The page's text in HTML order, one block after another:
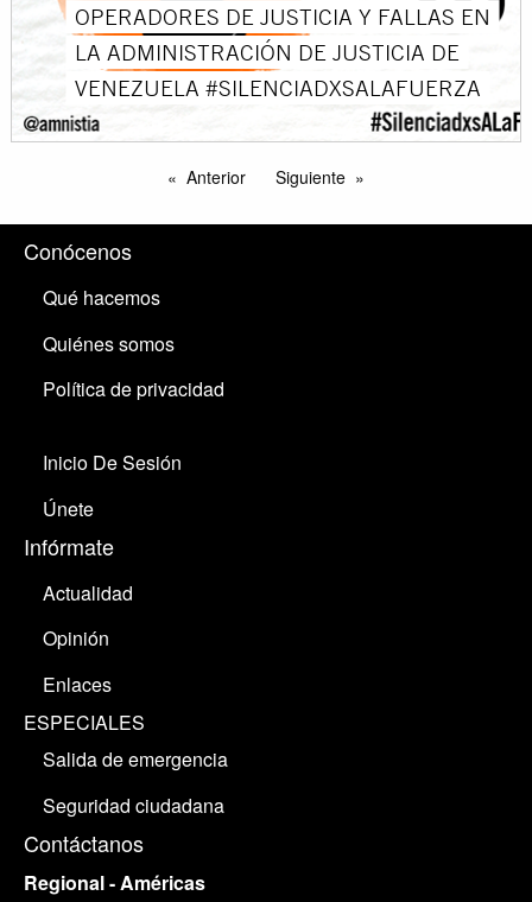
OPERADORES DE JUSTICIA Y FALLAS EN
LA ADMINISTRACIÓN DE JUSTICIA DE
VENEZUELA #SILENCIADXSALAFUERZA
Anterior Siguiente
Conócenos
Qué hacemos
Quiénes somos
Política de privacidad
Inicio De Sesión
Únete
Infórmate
Actualidad
Opinión
Enlaces
ESPECIALES
Salida de emergencia
Seguridad ciudadana
Contáctanos
Regional - Américas